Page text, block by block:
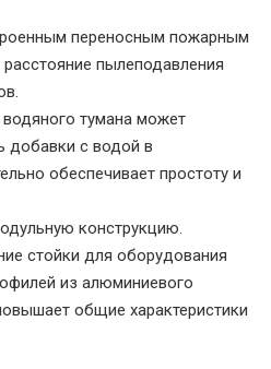
переносным пожарным
пылеподавления
тумана может
добавки с водой в
обеспечивает простоту и
конструкцию.
стойки для оборудования
из алюминиевого
общие характеристики